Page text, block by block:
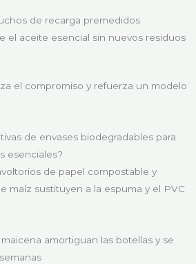
de recarga premedidos
el aceite esencial sin nuevos residuos
el compromiso y refuerza un modelo
de envases biodegradables para
esenciales?
de papel compostable y
maíz sustituyen a la espuma y el PVC
amortiguan las botellas y se